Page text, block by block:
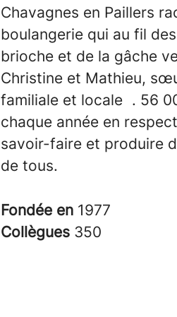
Chavagnes en Paillers
boulangerie qui au fil
brioche et de la gâche
Christine et Mathieu,
familiale et locale . 56
chaque année en
savoir-faire et produire
de tous.
Fondée en 1977
Collègues 350